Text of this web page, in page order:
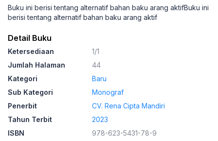
Buku ini berisi tentang alternatif bahan baku arang aktifBuku ini
berisi tentang alternatif bahan baku arang aktif
Detail Buku
Ketersediaan
1/1
Jumlah Halaman
44
Kategori
Baru
Sub Kategori
Monograf
Penerbit
CV. Rena Cipta Mandiri
Tahun Terbit
2023
ISBN
978-623-5431-78-9